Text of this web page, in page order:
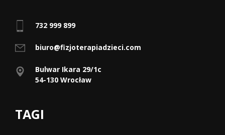
732 999 899
biuro@fizjoterapiadzieci.com
Bulwar Ikara 29/1c
54-130 Wrocław
TAGI